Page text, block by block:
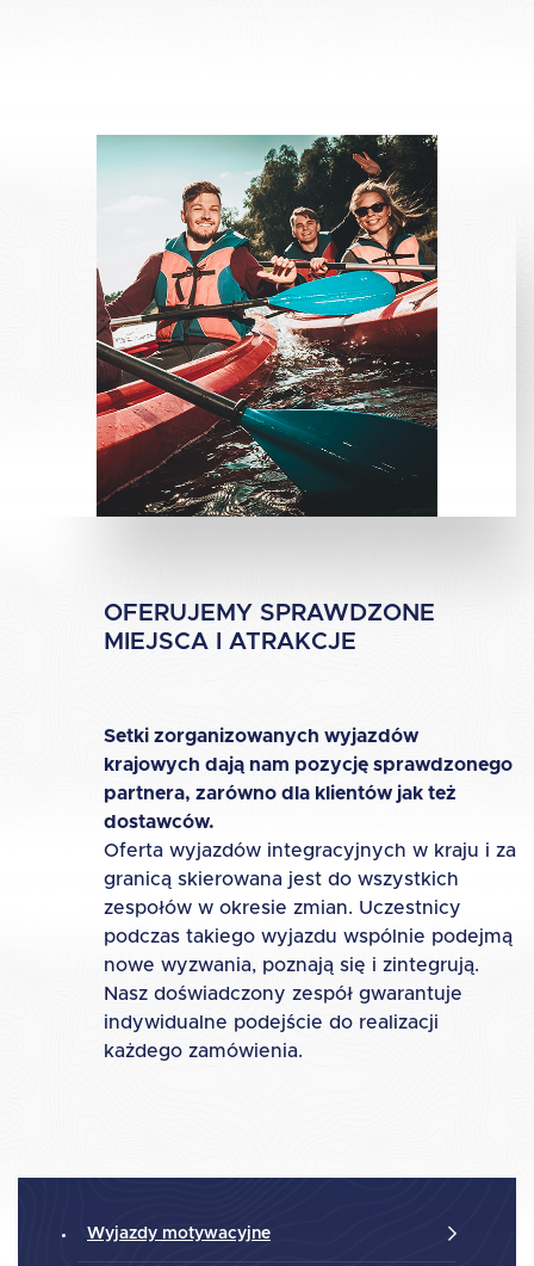
OFERUJEMY SPRAWDZONE
MIEJSCA I ATRAKCJE
Setki zorganizowanych wyjazdów
krajowych dają nam pozycję sprawdzonego
partnera, zarówno dla klientów jak też
dostawców.
Oferta wyjazdów integracyjnych w kraju i za
granicą skierowana jest do wszystkich
zespołów w okresie zmian. Uczestnicy
podczas takiego wyjazdu wspólnie podejmą
nowe wyzwania, poznają się i zintegrują.
Nasz doświadczony zespół gwarantuje
indywidualne podejście do realizacji
każdego zamówienia.
Wyjazdy motywacyjne